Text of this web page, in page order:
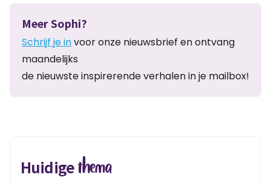
Meer Sophi?
Schrijf je invoor onze nieuwsbrief en ontvang
maandelijks
de nieuwste inspirerende verhalen in je mailbox!
Huidigethema